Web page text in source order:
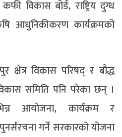
विकास बोर्ड, राष्ट्रिय दुग्ध
आधुनिकीकरण कार्यक्रमको
क्षेत्र विकास परिषद् र बौद्ध
समिति पनि परेका छन् ।
आयोजना, कार्यक्रम र
गर्ने सरकारको योजना